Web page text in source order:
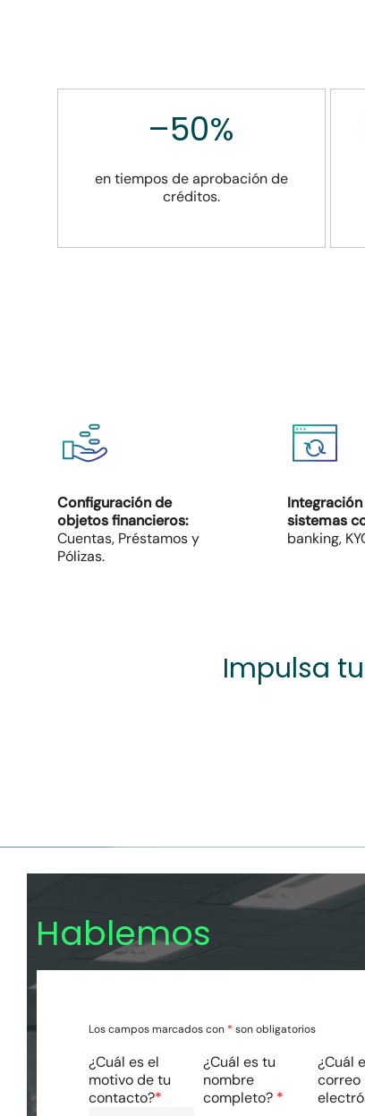
–50%
en tiempos de aprobación de
créditos.
Configuración de
objetos financieros:
Cuentas, Préstamos y
Pólizas.
sistemas
banking,
Impulsa
Hablemos
Los campos marcados con * son obligatorios
¿Cuál es el
motivo de tu
contacto?*
¿Cuál es tu
nombre
completo? *
¿Cuál
correo